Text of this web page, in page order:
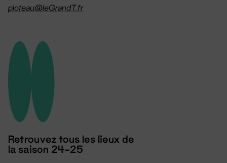
ploteau@leGrandT.fr
Retrouvez tous les lieux de
la saison 24-25